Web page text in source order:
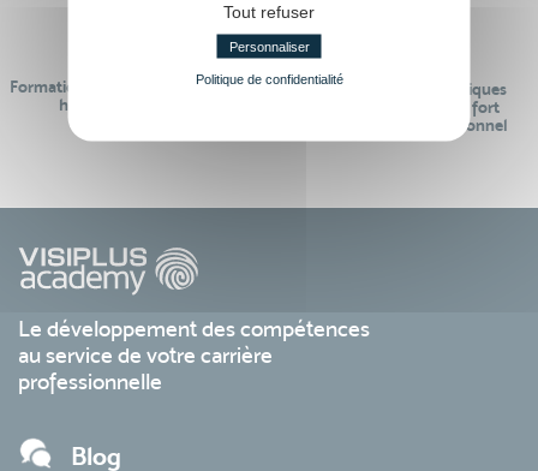
Formations réalisables pendant ou
hors temps de travail
Des contenus pédagogiques
« de pointe » et en lien fort
avec le monde professionnel
Le développement des compétences
au service de votre carrière
professionnelle
Blog
Tout refuser
Personnaliser
Politique de confidentialité